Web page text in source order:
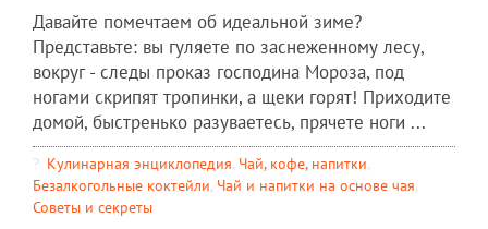
Давайте помечтаем об идеальной зиме?
Представьте: вы гуляете по заснеженному лесу,
вокруг - следы проказ господина Мороза, под
ногами скрипят тропинки, а щеки горят! Приходите
домой, быстренько разуваетесь, прячете ноги ...
Кулинарная энциклопедия, Чай, кофе, напитки,
Безалкогольные коктейли, Чай и напитки на основе чая,
Советы и секреты